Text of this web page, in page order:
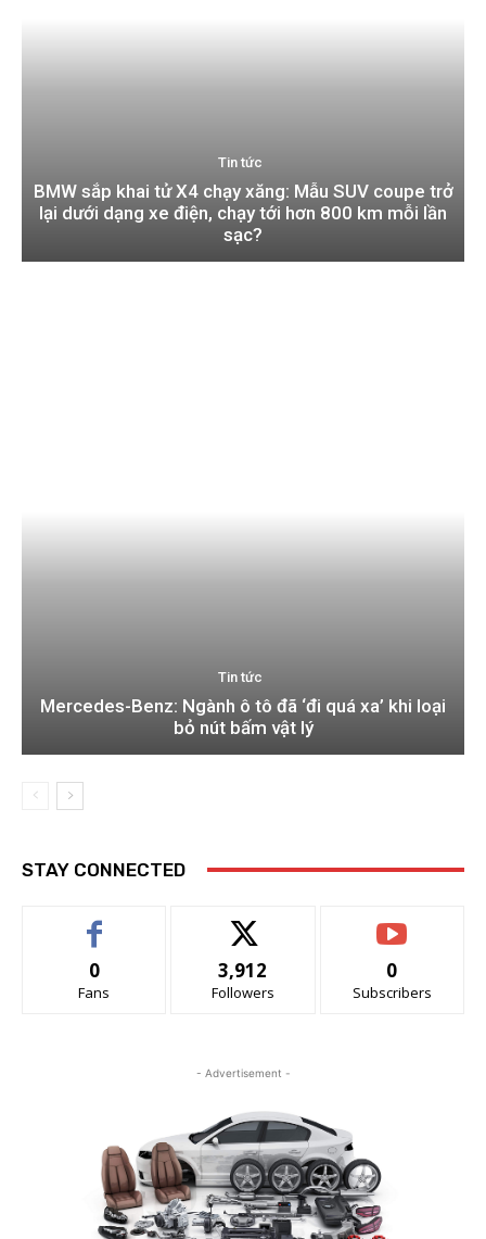
Tin tức
BMW sắp khai tử X4 chạy xăng: Mẫu SUV coupe trở
lại dưới dạng xe điện, chạy tới hơn 800 km mỗi lần
sạc?
Tin tức
Mercedes-Benz: Ngành ô tô đã ‘đi quá xa’ khi loại
bỏ nút bấm vật lý
STAY CONNECTED
0
Fans
3,912
Followers
0
Subscribers
- Advertisement -